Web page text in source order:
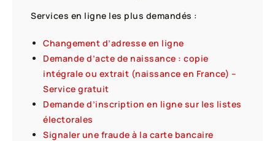
Services en ligne les plus demandés :
Changement d’adresse en ligne
Demande d’acte de naissance : copie
intégrale ou extrait (naissance en France) –
Service gratuit
Demande d’inscription en ligne sur les listes
électorales
Signaler une fraude à la carte bancaire